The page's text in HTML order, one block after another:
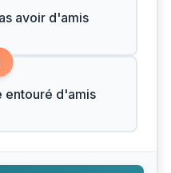
avoir d'amis
entouré d'amis